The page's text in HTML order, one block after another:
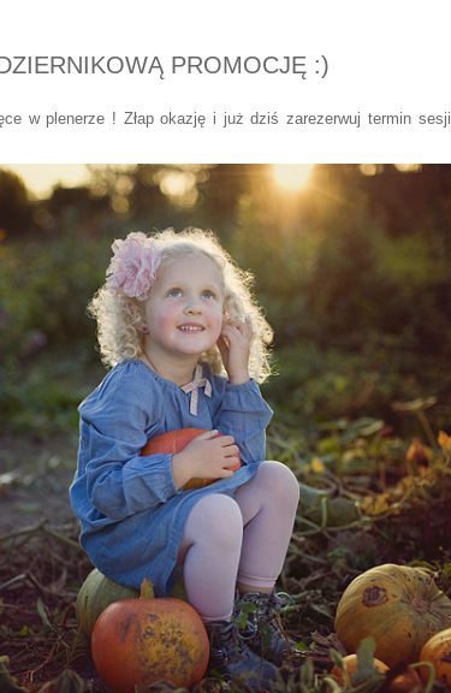
PROMOCJĘ :)
w plenerze ! Złap okazję i już dziś zarezerwuj termin sesji